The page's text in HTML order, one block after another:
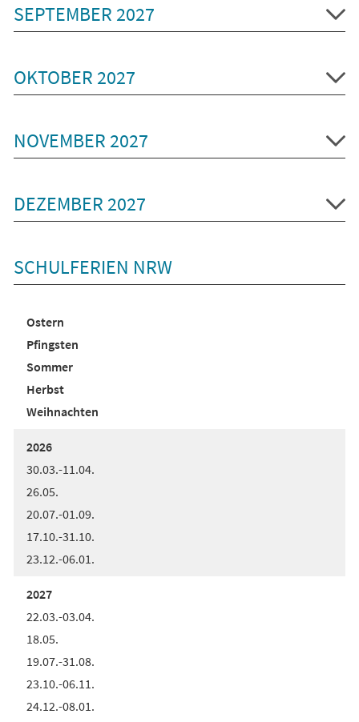
SEPTEMBER 2027
OKTOBER 2027
NOVEMBER 2027
DEZEMBER 2027
SCHULFERIEN NRW
Ostern
Pfingsten
Sommer
Herbst
Weihnachten
2026
30.03.-11.04.
26.05.
20.07.-01.09.
17.10.-31.10.
23.12.-06.01.
2027
22.03.-03.04.
18.05.
19.07.-31.08.
23.10.-06.11.
24.12.-08.01.